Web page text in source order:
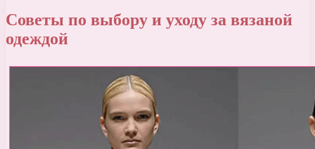
Советы по выбору и уходу за вязаной
одеждой